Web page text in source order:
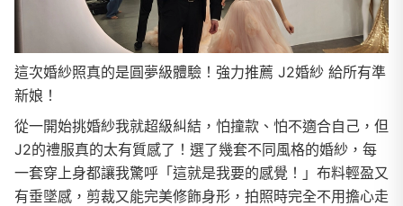
這次婚紗照真的是圓夢級體驗！強力推薦 J2婚紗 給所有準
新娘！
從一開始挑婚紗我就超級糾結，怕撞款、怕不適合自己，但
J2的禮服真的太有質感了！選了幾套不同風格的婚紗，每
一套穿上身都讓我驚呼「這就是我要的感覺！」布料輕盈又
有垂墜感，剪裁又能完美修飾身形，拍照時完全不用擔心走